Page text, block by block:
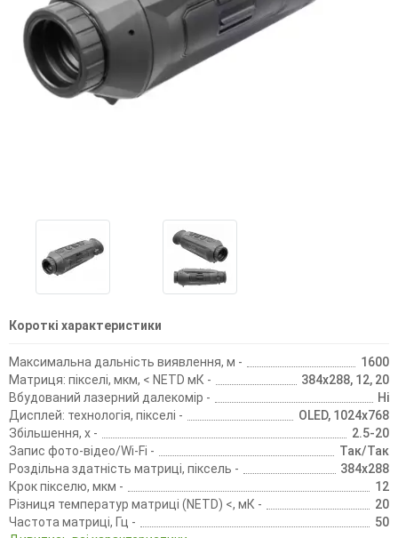
Короткі характеристики
Максимальна дальність виявлення, м -
1600
Матриця: пікселі, мкм, < NETD мК -
384х288, 12, 20
Вбудований лазерний далекомір -
Ні
Дисплей: технологія, пікселі -
OLED, 1024х768
Збільшення, х -
2.5-20
Запис фото-відео/Wi-Fi -
Так/Так
Роздільна здатність матриці, піксель -
384х288
Крок пікселю, мкм -
12
Різниця температур матриці (NETD) <, мК -
20
Частота матриці, Гц -
50